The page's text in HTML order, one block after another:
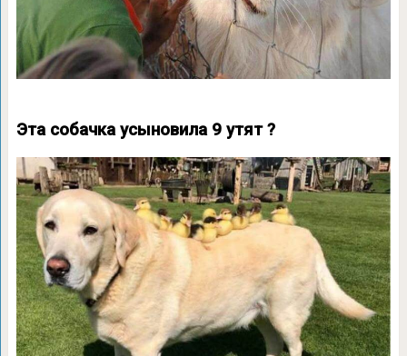
Эта собачка усыновила 9 утят ?